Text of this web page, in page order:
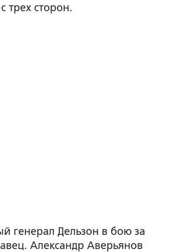
трех сторон.
генерал Дельзон в бою за
Александр Аверьянов